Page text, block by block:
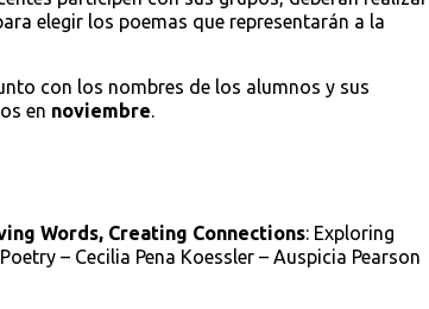
elegir los poemas que representarán a la
con los nombres de los alumnos y sus
en noviembre.
Words, Creating Connections: Exploring
– Cecilia Pena Koessler – Auspicia Pearson